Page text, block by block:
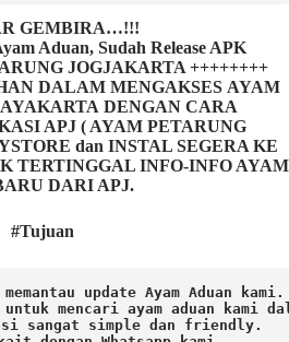
GEMBIRA…!!!
Aduan, Sudah Release APK
JOGJAKARTA ++++++++
DALAM MENGAKSES AYAM
DENGAN CARA
APJ ( AYAM PETARUNG
dan INSTAL SEGERA KE
TERTINGGAL INFO-INFO AYAM
DARI APJ.
#Tujuan
update Ayam Aduan kami.
mencari ayam aduan kami
sangat simple dan friendly.